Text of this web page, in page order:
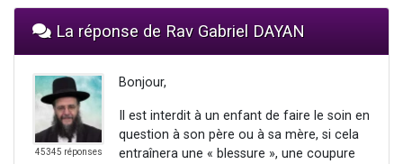
La réponse de Rav Gabriel DAYAN
45345 réponses
Bonjour,
Il est interdit à un enfant de faire le soin en
question à son père ou à sa mère, si cela
entraînera une « blessure », une coupure